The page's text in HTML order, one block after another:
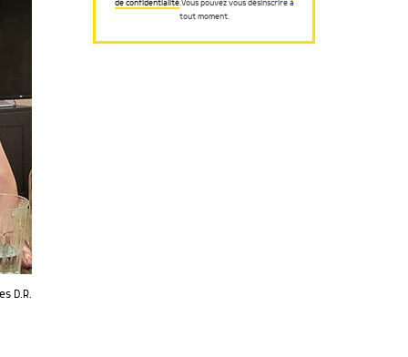
D.R.
de confidentialité.Vous pouvez vous désinscrire à
tout moment.